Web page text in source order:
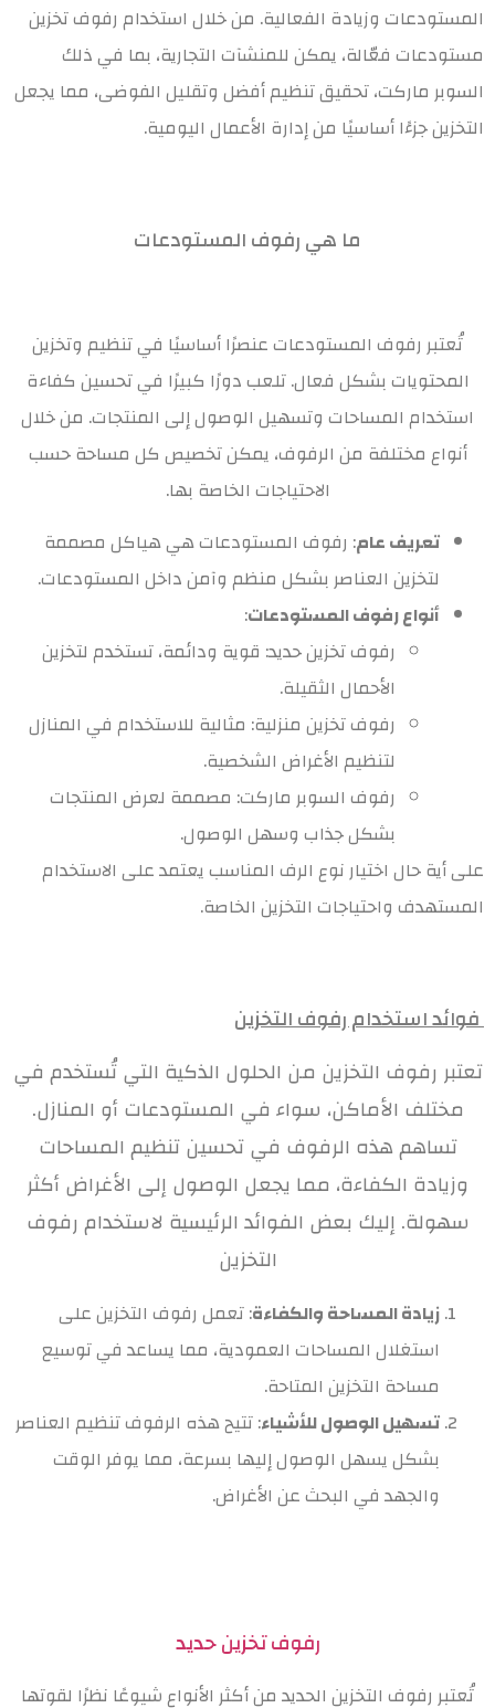
المستودعات وزيادة الفعالية. من خلال استخدام رفوف تخزين
مستودعات فعّالة، يمكن للمنشآت التجارية، بما في ذلك
السوبر ماركت، تحقيق تنظيم أفضل وتقليل الفوضى، مما يجعل
التخزين جزءًا أساسيًا من إدارة الأعمال اليومية.
ما هي رفوف المستودعات
تُعتبر رفوف المستودعات عنصرًا أساسيًا في تنظيم وتخزين
المحتويات بشكل فعال. تلعب دورًا كبيرًا في تحسين كفاءة
استخدام المساحات وتسهيل الوصول إلى المنتجات. من خلال
أنواع مختلفة من الرفوف، يمكن تخصيص كل مساحة حسب
الاحتياجات الخاصة بها.
تعريف عام: رفوف المستودعات هي هياكل مصممة
لتخزين العناصر بشكل منظم وآمن داخل المستودعات.
أنواع رفوف المستودعات:
رفوف تخزين حديد: قوية ودائمة، تستخدم لتخزين
الأحمال الثقيلة.
رفوف تخزين منزلية: مثالية للاستخدام في المنازل
لتنظيم الأغراض الشخصية.
رفوف السوبر ماركت: مصممة لعرض المنتجات
بشكل جذاب وسهل الوصول.
على أية حال اختيار نوع الرف المناسب يعتمد على الاستخدام
المستهدف واحتياجات التخزين الخاصة.
فوائد استخدام رفوف التخزين
تعتبر رفوف التخزين من الحلول الذكية التي تُستخدم في
مختلف الأماكن، سواء في المستودعات أو المنازل.
تساهم هذه الرفوف في تحسين تنظيم المساحات
وزيادة الكفاءة، مما يجعل الوصول إلى الأغراض أكثر
سهولة. إليك بعض الفوائد الرئيسية لاستخدام رفوف
التخزين
زيادة المساحة والكفاءة: تعمل رفوف التخزين على
استغلال المساحات العمودية، مما يساعد في توسيع
مساحة التخزين المتاحة.
تسهيل الوصول للأشياء: تتيح هذه الرفوف تنظيم العناصر
بشكل يسهل الوصول إليها بسرعة، مما يوفر الوقت
والجهد في البحث عن الأغراض.
رفوف تخزين حديد
تُعتبر رفوف التخزين الحديد من أكثر الأنواع شيوعًا نظرًا لقوتها